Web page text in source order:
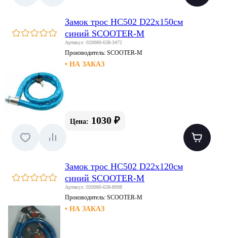
Замок трос HC502 D22x150см
синий SCOOTER-M
Артикул: 020080-638-3472
Производитель: SCOOTER-M
• НА ЗАКАЗ
Цена: 1030 ₽
Замок трос HC502 D22x120см
синий SCOOTER-M
Артикул: 020080-638-8998
Производитель: SCOOTER-M
• НА ЗАКАЗ